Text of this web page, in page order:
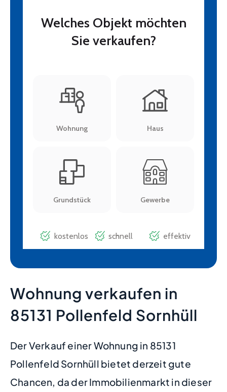
Wohnung verkaufen in
85131 Pollenfeld Sornhüll
Der Verkauf einer Wohnung in 85131
Pollenfeld Sornhüll bietet derzeit gute
Chancen, da der Immobilienmarkt in dieser